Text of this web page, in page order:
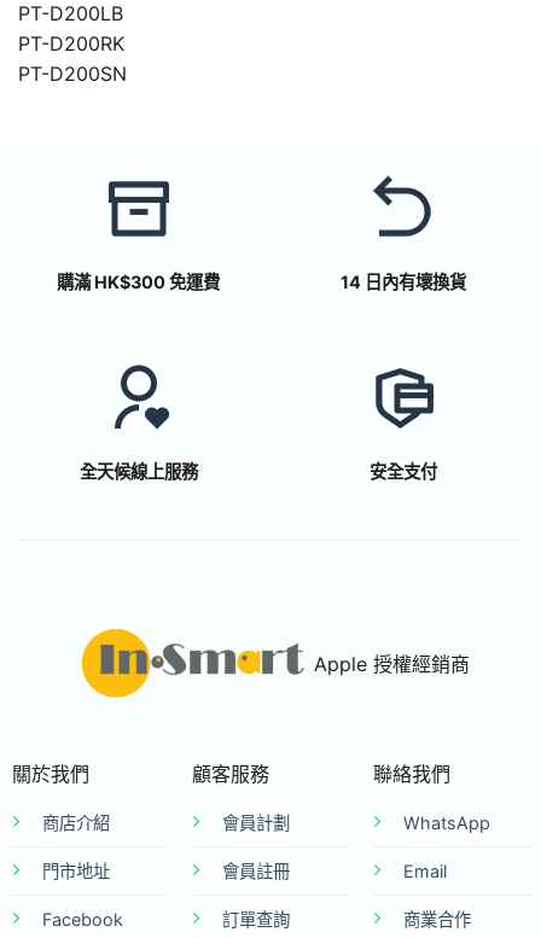
PT-D200LB
PT-D200RK
PT-D200SN
購滿 HK$300 免運費 14 日內有壞換貨
全天候線上服務 安全支付
Apple 授權經銷商
關於我們
商店介紹
門市地址
Facebook
顧客服務
會員計劃
會員註冊
訂單查詢
聯絡我們
WhatsApp
Email
商業合作